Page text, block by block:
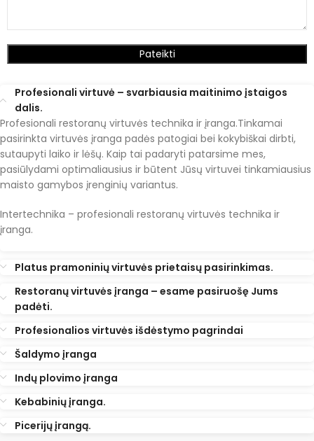
Profesionali virtuvė – svarbiausia maitinimo įstaigos
dalis.
Profesionali restoranų virtuvės technika ir įranga.Tinkamai
pasirinkta virtuvės įranga padės patogiai bei kokybiškai dirbti,
sutaupyti laiko ir lėšų. Kaip tai padaryti patarsime mes,
pasiūlydami optimaliausius ir būtent Jūsų virtuvei tinkamiausius
maisto gamybos įrenginių variantus.
Intertechnika – profesionali restoranų virtuvės technika ir
įranga.
Platus pramoninių virtuvės prietaisų pasirinkimas.
Restoranų virtuvės įranga – esame pasiruošę Jums
padėti.
Profesionalios virtuvės išdėstymo pagrindai
Šaldymo įranga
Indų plovimo įranga
Kebabinių įranga.
Picerijų įrangą.